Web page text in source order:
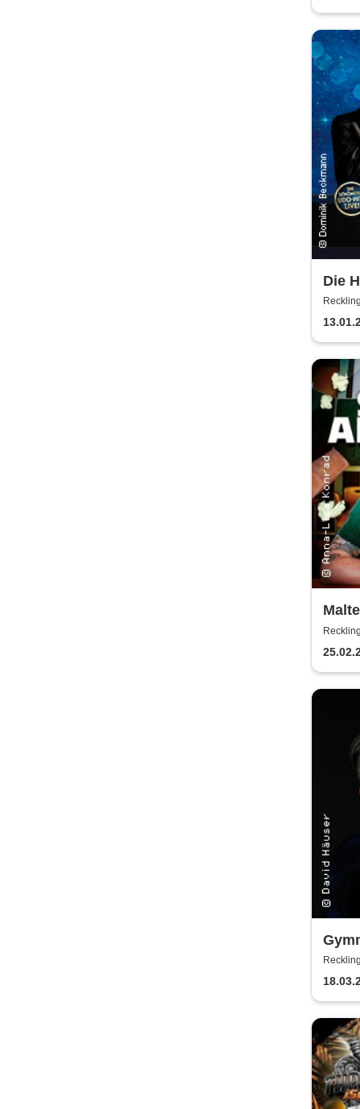
Die
Alex